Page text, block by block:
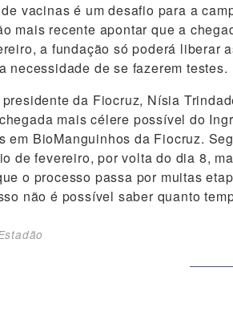
vacinas é um desafio para a
mais recente apontar que a
a fundação só poderá liberar
necessidade de se fazerem testes.
presidente da Fiocruz, Nísia
mais célere possível do
em BioManguinhos da Fiocruz.
de fevereiro, por volta do dia 8,
o processo passa por muitas
não é possível saber quanto